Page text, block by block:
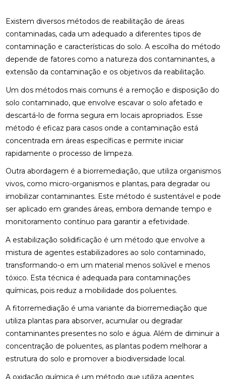
Existem diversos métodos de reabilitação de áreas
contaminadas, cada um adequado a diferentes tipos de
contaminação e características do solo. A escolha do método
depende de fatores como a natureza dos contaminantes, a
extensão da contaminação e os objetivos da reabilitação.
Um dos métodos mais comuns é a remoção e disposição do
solo contaminado, que envolve escavar o solo afetado e
descartá-lo de forma segura em locais apropriados. Esse
método é eficaz para casos onde a contaminação está
concentrada em áreas específicas e permite iniciar
rapidamente o processo de limpeza.
Outra abordagem é a biorremediação, que utiliza organismos
vivos, como micro-organismos e plantas, para degradar ou
imobilizar contaminantes. Este método é sustentável e pode
ser aplicado em grandes áreas, embora demande tempo e
monitoramento contínuo para garantir a efetividade.
A estabilização solidificação é um método que envolve a
mistura de agentes estabilizadores ao solo contaminado,
transformando-o em um material menos solúvel e menos
tóxico. Esta técnica é adequada para contaminações
químicas, pois reduz a mobilidade dos poluentes.
A fitorremediação é uma variante da biorremediação que
utiliza plantas para absorver, acumular ou degradar
contaminantes presentes no solo e água. Além de diminuir a
concentração de poluentes, as plantas podem melhorar a
estrutura do solo e promover a biodiversidade local.
A oxidação química é um método que utiliza agentes